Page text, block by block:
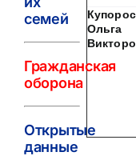
Ольга
семей
Гражданская
оборона
Открытые
данные